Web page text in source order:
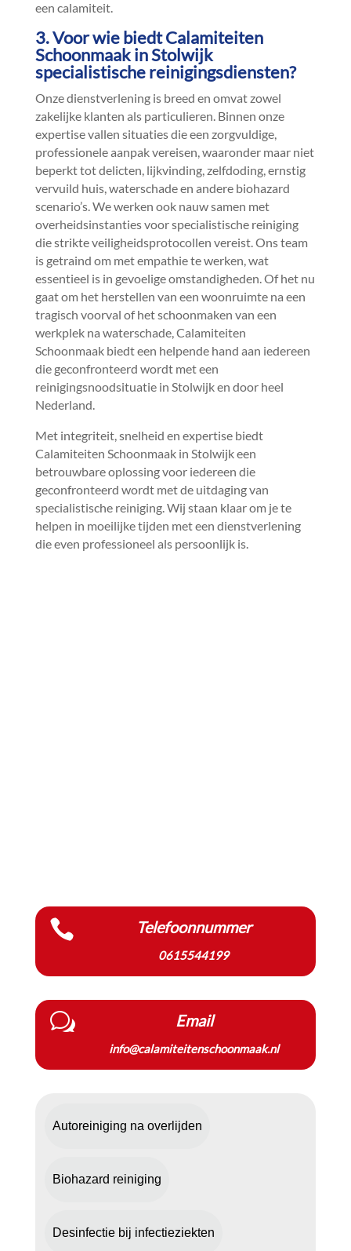
een calamiteit.​
3.​ Voor wie biedt Calamiteiten
Schoonmaak in Stolwijk
specialistische reinigingsdiensten?
Onze dienstverlening is breed en omvat zowel
zakelijke klanten als particulieren.​ Binnen onze
expertise vallen situaties die een zorgvuldige,
professionele aanpak vereisen, waaronder maar niet
beperkt tot delicten, lijkvinding, zelfdoding, ernstig
vervuild huis, waterschade en andere biohazard
scenario’s.​ We werken ook nauw samen met
overheidsinstanties voor specialistische reiniging
die strikte veiligheidsprotocollen vereist.​ Ons team
is getraind om met empathie te werken, wat
essentieel is in gevoelige omstandigheden.​ Of het nu
gaat om het herstellen van een woonruimte na een
tragisch voorval of het schoonmaken van een
werkplek na waterschade, Calamiteiten
Schoonmaak biedt een helpende hand aan iedereen
die geconfronteerd wordt met een
reinigingsnoodsituatie in Stolwijk en door heel
Nederland.​
Met integriteit, snelheid en expertise biedt
Calamiteiten Schoonmaak in Stolwijk een
betrouwbare oplossing voor iedereen die
geconfronteerd wordt met de uitdaging van
specialistische reiniging.​ Wij staan klaar om je te
helpen in moeilijke tijden met een dienstverlening
die even professioneel als persoonlijk is.​
 Telefoonnummer
0615544199
w Email
info@calamiteitenschoonmaak.nl
Autoreiniging na overlijden
Biohazard reiniging
Desinfectie bij infectieziekten